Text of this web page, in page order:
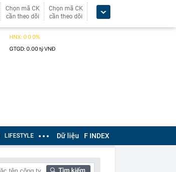
Chọn mã CK
cần theo dõi
Chọn mã CK
cần theo dõi
LIFESTYLE Dữ liệu F INDEX